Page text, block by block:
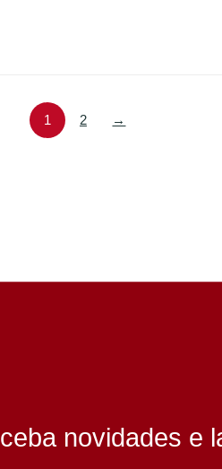
1 2 →
novidades e